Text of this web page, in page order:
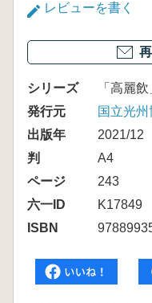
レビューを書く
シリーズ
「高麗
発行元
国立光
出版年
2021/12
判
A4
ページ
243
六一ID
K17849
ISBN